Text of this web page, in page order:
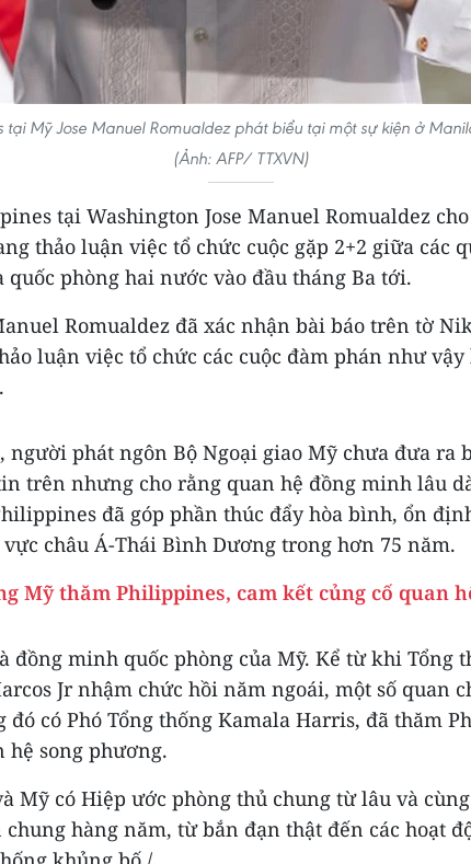
tại Mỹ Jose Manuel Romualdez phát biểu tại một sự kiện ở
(Ảnh: AFP/ TTXVN)
tại Washington Jose Manuel Romualdez
thảo luận việc tổ chức cuộc gặp 2+2 giữa các
quốc phòng hai nước vào đầu tháng Ba tới.
Romualdez đã xác nhận bài báo trên tờ
luận việc tổ chức các cuộc đàm phán như
người phát ngôn Bộ Ngoại giao Mỹ chưa đưa ra
trên nhưng cho rằng quan hệ đồng minh lâu
đã góp phần thúc đẩy hòa bình, ổn
châu Á-Thái Bình Dương trong hơn 75 năm.
Mỹ thăm Philippines, cam kết củng cố quan
đồng minh quốc phòng của Mỹ. Kể từ khi Tổng
Jr nhậm chức hồi năm ngoái, một số quan
đó có Phó Tổng thống Kamala Harris, đã thăm
hệ song phương.
Mỹ có Hiệp ước phòng thủ chung từ lâu và
chung hàng năm, từ bắn đạn thật đến các hoạt